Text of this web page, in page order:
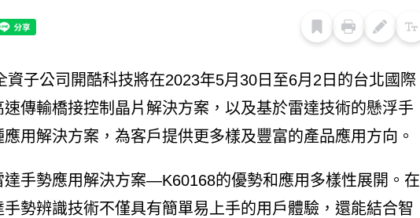
資子公司開酷科技將在2023年5月30日至6月2日的台北國際
傳輸橋接控制晶片解決方案，以及基於雷達技術的懸浮手
用解決方案，為客戶提供更多樣及豐富的產品應用方向。
手勢應用解決方案—K60168的優勢和應用多樣性展開。在
勢辨識技術不僅具有簡單易上手的用戶體驗，還能結合智